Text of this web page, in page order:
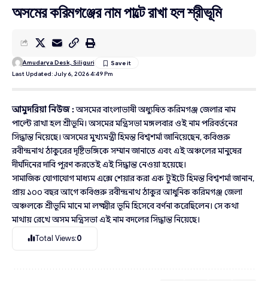
অসমের করিমগঞ্জের নাম পাল্টে রাখা হল শ্রীভূমি
Last Updated: July 6, 2026 4:49 Pm
Amudarya Desk, Siliguri
আমুদরিয়া নিউজ :অসমের বাংলাভাষী অধ্যুষিত করিমগঞ্জ জেলার নাম
পাল্টে রাখা হল শ্রীভূমি। অসমের মন্ত্রিসভা মঙ্গলবার ওই নাম পরিবর্তনের
সিদ্ধান্ত নিয়েছে। অসমের মুখ্যমন্ত্রী হিমন্ত বিশ্বশর্মা জানিয়েছেন, কবিগুরু
রবীন্দ্রনাথ ঠাকুরের দৃষ্টিভঙ্গিকে সম্মান জানাতে এবং এই অঞ্চলের মানুষের
দীর্ঘদিনের দাবি পূরণ করতেই এই সিদ্ধান্ত নেওয়া হয়েছে।
সামাজিক যোগাযোগ মাধ্যম এক্সে শেয়ার করা এক টুইটে হিমন্ত বিশ্বশর্মা জানান,
প্রায় ১০০ বছর আগে কবিগুরু রবীন্দ্রনাথ ঠাকুর আধুনিক করিমগঞ্জ জেলা
অঞ্চলকে শ্রীভূমি মানে মা লক্ষ্মীর ভূমি হিসেবে বর্ণনা করেছিলেন। সে কথা
মাথায় রেখে অসম মন্ত্রিসভা এই নাম বদলের সিদ্ধান্ত নিয়েছে।
Total Views:0